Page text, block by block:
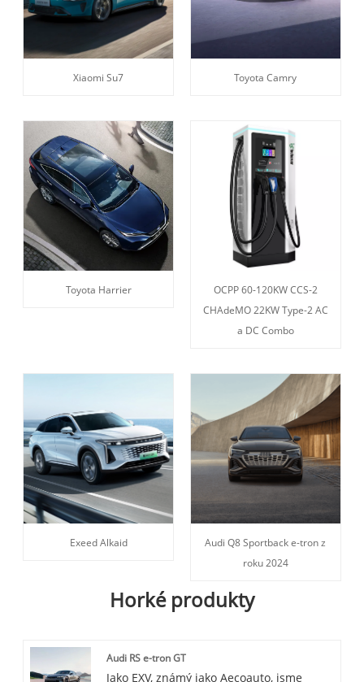
Xiaomi Su7 Toyota Camry
Toyota Harrier
OCPP 60-120KW CCS-2
CHAdeMO 22KW Type-2 AC
a DC Combo
Exeed Alkaid
Audi Q8 Sportback e-tron z
roku 2024
Horké produkty
Audi RS e-tron GT
Jako EXV, známý jako Aecoauto, jsme